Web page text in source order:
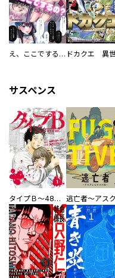
え、ここでするの？ アイドルのファンが知らない日常
サスペンス
タイプＢ～48時間後、致死率100％～【単話】